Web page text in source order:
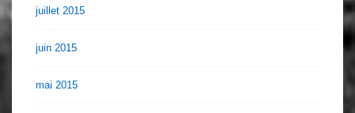
juillet 2015
juin 2015
mai 2015